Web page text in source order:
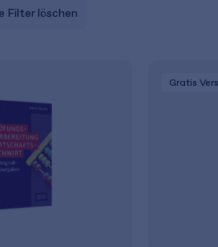
Filter löschen
Gratis